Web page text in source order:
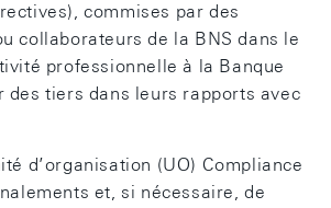
commises par des
collaborateurs de la BNS dans le
professionnelle à la Banque
des tiers dans leurs rapports avec
d’organisation (UO) Compliance
et, si nécessaire, de